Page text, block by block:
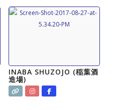
INABA SHUZOJO (稲葉酒
造場)